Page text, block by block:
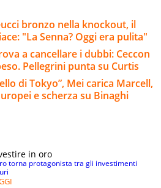
bronzo nella knockout, il
"La Senna? Oggi era pulita"
a cancellare i dubbi: Ceccon
Pellegrini punta su Curtis
di Tokyo”, Mei carica Marcell,
e scherza su Binaghi
in oro
torna protagonista tra gli investimenti